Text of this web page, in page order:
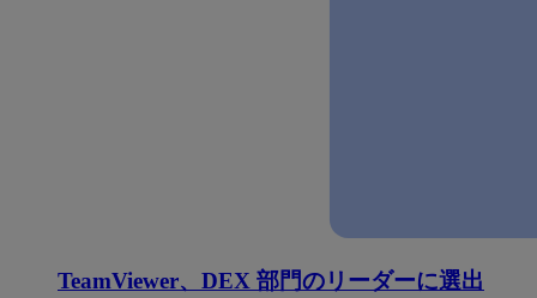
TeamViewer、DEX 部門のリーダーに選出